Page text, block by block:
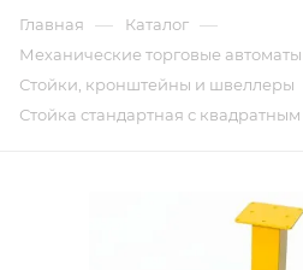
Главная — Каталог —
Механические торговые
Стойки, кронштейны и швеллеры
Стойка стандартная с